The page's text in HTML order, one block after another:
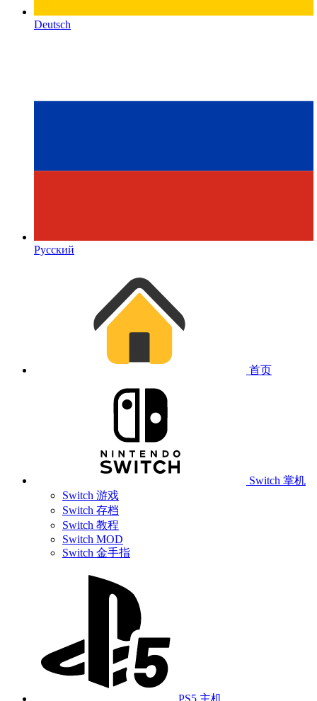
Deutsch
Русский
首页
Switch 掌机
Switch 游戏
Switch 存档
Switch 教程
Switch MOD
Switch 金手指